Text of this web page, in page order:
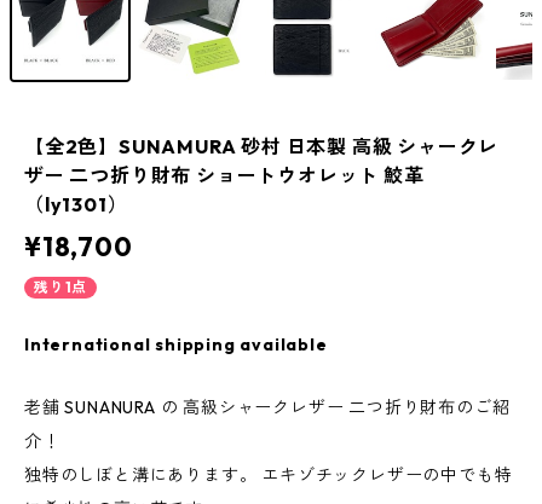
【全2色】SUNAMURA 砂村 日本製 高級 シャークレ
ザー 二つ折り財布 ショートウオレット 鮫革
（ly1301）
¥18,700
残り1点
International shipping available
老舗 SUNANURA の 高級シャークレザー 二つ折り財布のご紹
介！
独特のしぼと溝にあります。 エキゾチックレザーの中でも特